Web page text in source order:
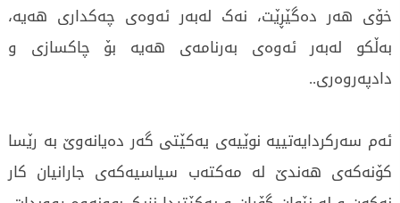
خۆی هەر دەگێڕێت، نەک لەبەر ئەوەی چەکداری هەیە،
بەڵکو لەبەر ئەوەی بەرنامەی هەیە بۆ چاکسازی و
دادپەروەری..
ئەم سەرکردایەتییە نوێیەی یەکێتی گەر دەیانەوێ بە رێسا
کۆنەکەی هەندێ لە مەکتەب سیاسیەکەی جارانیان کار